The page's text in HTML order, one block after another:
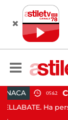
il controllo